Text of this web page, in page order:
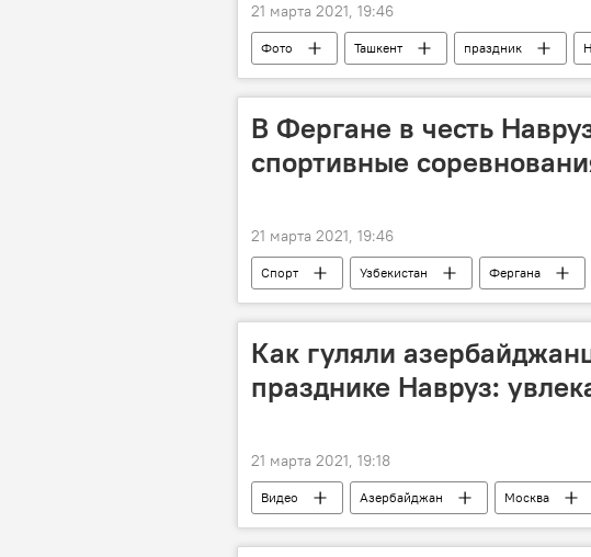
21 марта 2021, 19:46
Фото Ташкент праздник
В Фергане в честь
спортивные
21 марта 2021, 19:46
Спорт Узбекистан Фергана
Как гуляли
празднике Навруз:
21 марта 2021, 19:18
Видео Азербайджан Москва